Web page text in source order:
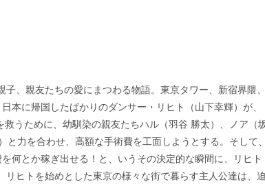
、親友たちの愛にまつわる物語。東京タワー、新宿界隈、
本に帰国したばかりのダンサー・リヒト（山下幸輝）が、
うために、幼馴染の親友たちハル（羽谷 勝太）、ノア（
力を合わせ、高額な手術費を工面しようとする。そして、
何とか稼ぎ出せる！と、いうその決定的な瞬間に、リヒト
ヒトを始めとした東京の様々な街で暮らす主人公達は、迫